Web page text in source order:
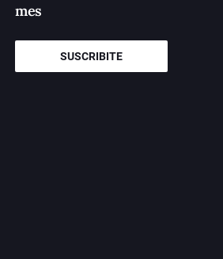
mes
SUSCRIBITE